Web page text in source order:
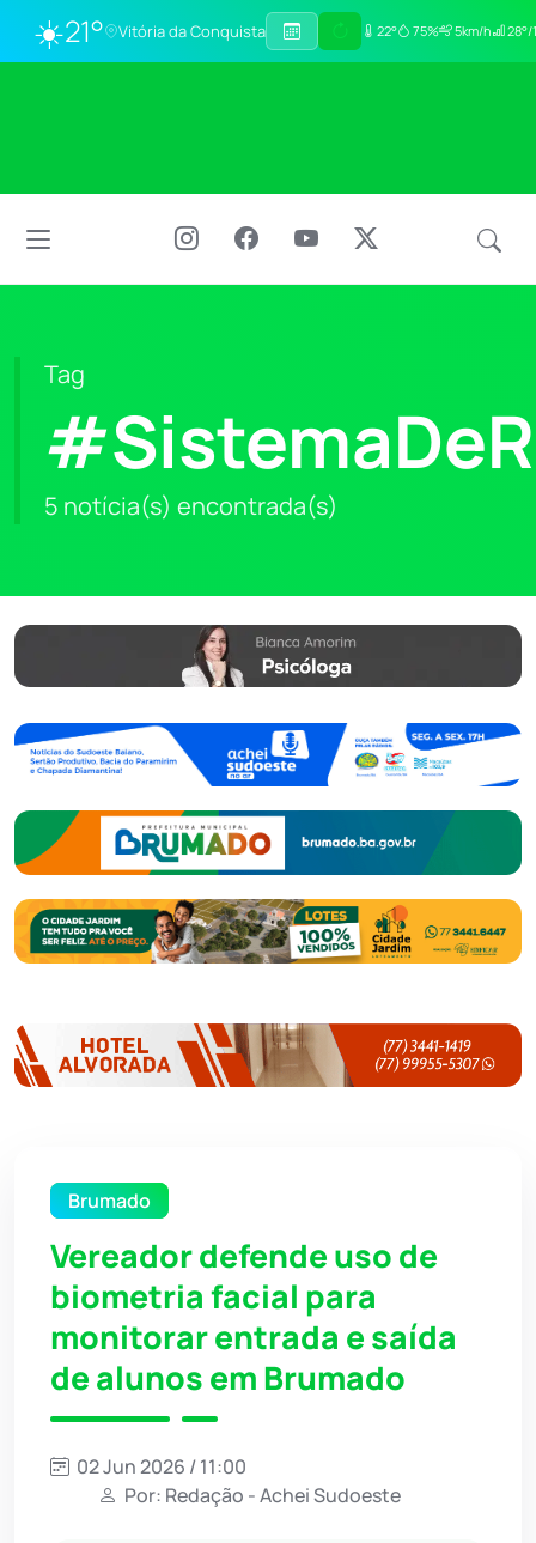
☀️21° Vitória da Conquista 22° 75% 5km/h 28°/
Tag
5 notícia(s) encontrada(s)
Brumado
Vereador defende uso de
biometria facial para
monitorar entrada e saída
de alunos em Brumado
02 Jun 2026 / 11:00
Por: Redação - Achei Sudoeste